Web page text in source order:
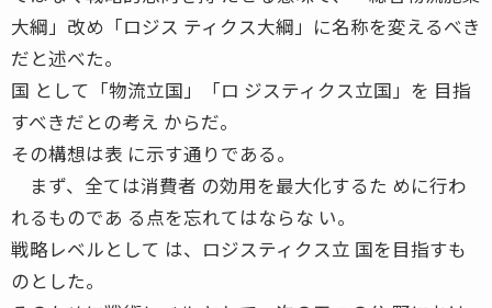
大綱」改め「ロジス ティクス大綱」に名称を変えるべき
だと述べた。
国 として「物流立国」「ロ ジスティクス立国」を 目指
すべきだとの考え からだ。
その構想は表 に示す通りである。
まず、全ては消費者 の効用を最大化するた めに行わ
れるものであ る点を忘れてはならな い。
戦略レベルとして は、ロジスティクス立 国を目指すも
のとした。